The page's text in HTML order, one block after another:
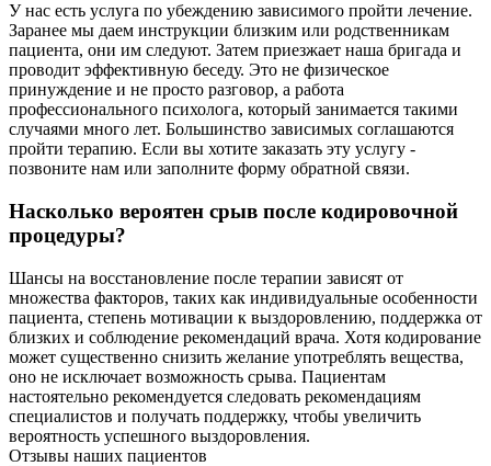
У нас есть услуга по убеждению зависимого пройти лечение.
Заранее мы даем инструкции близким или родственникам
пациента, они им следуют. Затем приезжает наша бригада и
проводит эффективную беседу. Это не физическое
принуждение и не просто разговор, а работа
профессионального психолога, который занимается такими
случаями много лет. Большинство зависимых соглашаются
пройти терапию. Если вы хотите заказать эту услугу -
позвоните нам или заполните форму обратной связи.
Насколько вероятен срыв после кодировочной
процедуры?
Шансы на восстановление после терапии зависят от
множества факторов, таких как индивидуальные особенности
пациента, степень мотивации к выздоровлению, поддержка от
близких и соблюдение рекомендаций врача. Хотя кодирование
может существенно снизить желание употреблять вещества,
оно не исключает возможность срыва. Пациентам
настоятельно рекомендуется следовать рекомендациям
специалистов и получать поддержку, чтобы увеличить
вероятность успешного выздоровления.
Отзывы наших пациентов